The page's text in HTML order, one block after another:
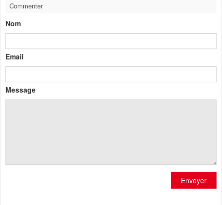
Commenter
Nom
Email
Message
Envoyer